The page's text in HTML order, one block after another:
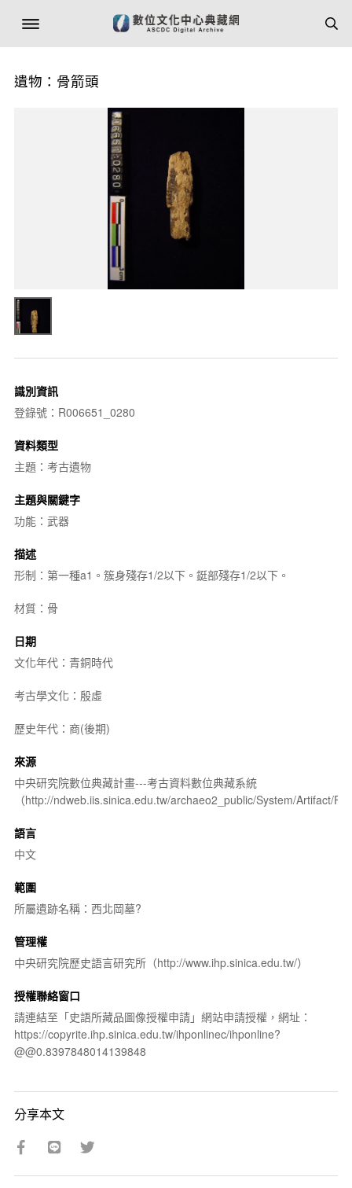
遺物：骨箭頭
識別資訊
登錄號：R006651_0280
資料類型
主題：考古遺物
主題與關鍵字
功能：武器
描述
形制：第一種a1。簇身殘存1/2以下。鋌部殘存1/2以下。
材質：骨
日期
文化年代：青銅時代
考古學文化：殷虛
歷史年代：商(後期)
來源
中央研究院數位典藏計畫---考古資料數位典藏系統
（http://ndweb.iis.sinica.edu.tw/archaeo2_public/System/Artifact/
語言
中文
範圍
所屬遺跡名稱：西北岡墓?
管理權
中央研究院歷史語言研究所（http://www.ihp.sinica.edu.tw/）
授權聯絡窗口
請連結至「史語所藏品圖像授權申請」網站申請授權，網址：
https://copyrite.ihp.sinica.edu.tw/ihponlinec/ihponline?
@@0.8397848014139848
分享本文